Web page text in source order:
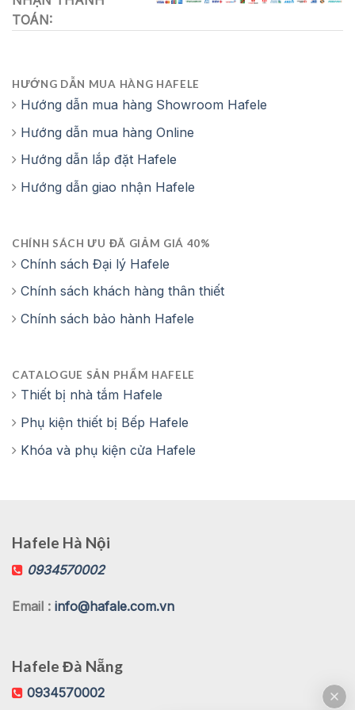
Phụ kiện kèm theo:
2 chìa khóa cơ
TOÁN:
HƯỚNG DẪN MUA HÀNG HAFELE
Hướng dẫn mua hàng Showroom Hafele
Hướng dẫn mua hàng Online
Hướng dẫn lắp đặt Hafele
Hướng dẫn giao nhận Hafele
CHÍNH SÁCH ƯU ĐÃ GIẢM GIÁ 40%
Chính sách Đại lý Hafele
Chính sách khách hàng thân thiết
Chính sách bảo hành Hafele
CATALOGUE SẢN PHẨM HAFELE
Thiết bị nhà tắm Hafele
Phụ kiện thiết bị Bếp Hafele
Khóa và phụ kiện cửa Hafele
Hafele Hà Nội
0934570002
Email : info@hafale.com.vn
Hafele Đà Nẵng
0934570002